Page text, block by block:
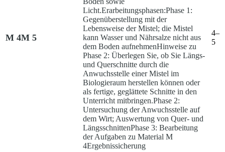
M 4M 5
Licht.Erarbeitungsphasen:Phase 1:
Gegenüberstellung mit der
Lebensweise der Mistel; die Mistel
kann Wasser und Nährsalze nicht aus
dem Boden aufnehmenHinweise zu
Phase 2: Überlegen Sie, ob Sie Längs-
und Querschnitte durch die
Anwuchsstelle einer Mistel im
Biologieraum herstellen können oder
als fertige, geglättete Schnitte in den
Unterricht mitbringen.Phase 2:
Untersuchung der Anwuchsstelle auf
dem Wirt; Auswertung von Quer- und
LängsschnittenPhase 3: Bearbeitung
der Aufgaben zu Material M
4Ergebnissicherung
4–
5